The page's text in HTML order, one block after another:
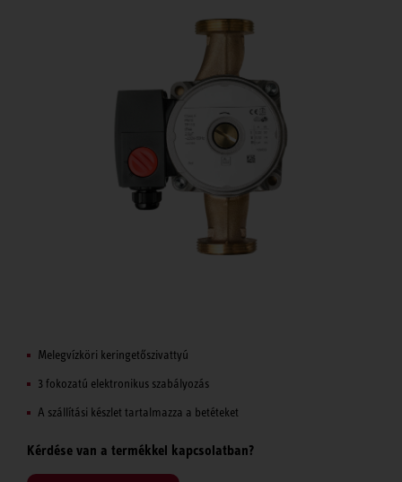
Melegvízköri keringetőszivattyú
3 fokozatú elektronikus szabályozás
A szállítási készlet tartalmazza a betéteket
Kérdése van a termékkel kapcsolatban?